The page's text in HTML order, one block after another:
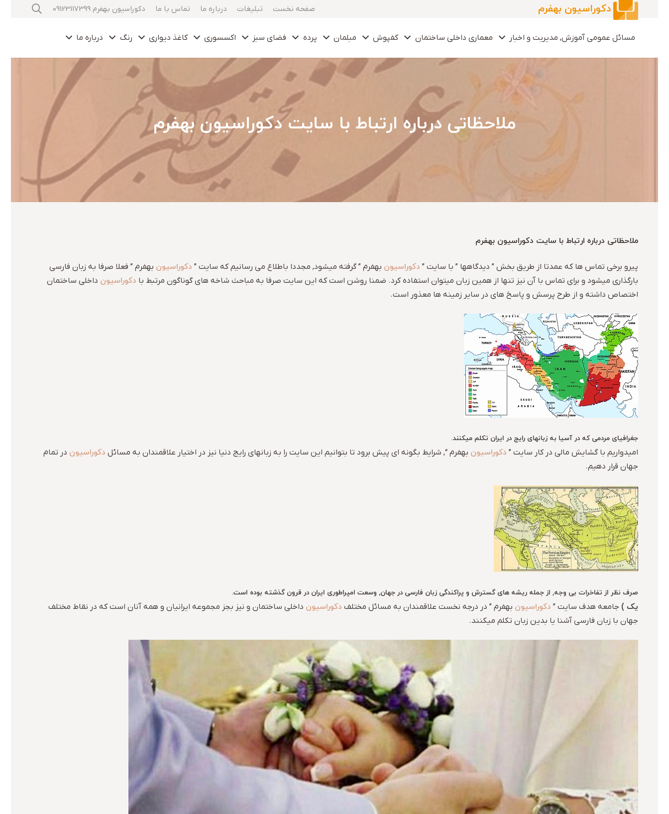
دکوراسیون بهفرم صفحه نخست تبلیغات درباره ما تماس با ما دکوراسیون بهفرم 09123117399
مسائل عمومی آموزش, مدیریت و اخبار معماری داخلی ساختمان کفپوش مبلمان پرده فضای سبز اکسسوری کاغذ دیواری رنگ درباره ما
ملاحظاتی درباره ارتباط با سایت دکوراسیون بهفرم
ملاحظاتی درباره ارتباط با سایت دکوراسیون بهفرم
پیرو برخی تماس ها که عمدتا از طریق بخش ” دیدگاهها ” با سایت ” دکوراسیون بهفرم ” گرفته میشود, مجددا باطلاع می رسانیم که سایت ” دکوراسیون بهفرم ” فعلا صرفا به زبان فارسی
بارگذاری میشود و برای تماس با آن نیز تنها از همین زبان میتوان استفاده کرد. ضمنا روشن است که این سایت صرفا به مباحث شاخه های گوناگون مرتبط با دکوراسیون داخلی ساختمان
اختصاص داشته و از طرح پرسش و پاسخ های در سایر زمینه ها معذور است.
جغرافیای مردمی که در آسیا به زبانهای رایج در ایران تکلم میکنند.
امیدواریم با گشایش مالی در کار سایت ” دکوراسیون بهفرم “, شرایط بگونه ای پیش برود تا بتوانیم این سایت را به زبانهای رایج دنیا نیز در اختیار علاقمندان به مسائل دکوراسیون در تمام
جهان قرار دهیم.
صرف نظر از تفاخرات بی وجه, از جمله ریشه های گسترش و پراکندگی زبان فارسی در جهان, وسعت امپراطوری ایران در قرون گذشته بوده است.
یک ) جامعه هدف سایت ” دکوراسیون بهفرم ” در درجه نخست علاقمندان به مسائل مختلف دکوراسیون داخلی ساختمان و نیز بجز مجموعه ایرانیان و همه آنان است که در نقاط مختلف
جهان با زبان فارسی آشنا یا بدین زبان تکلم میکنند.